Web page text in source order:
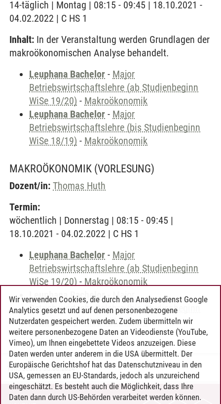
14-täglich | Montag | 08:15 - 09:45 | 18.10.2021 -
04.02.2022 | C HS 1
Inhalt: In der Veranstaltung werden Grundlagen der
makroökonomischen Analyse behandelt.
Leuphana Bachelor - Major
Betriebswirtschaftslehre (ab Studienbeginn
WiSe 19/20) - Makroökonomik
Leuphana Bachelor - Major
Betriebswirtschaftslehre (bis Studienbeginn
WiSe 18/19) - Makroökonomik
MAKROÖKONOMIK (VORLESUNG)
Dozent/in: Thomas Huth
Termin:
wöchentlich | Donnerstag | 08:15 - 09:45 |
18.10.2021 - 04.02.2022 | C HS 1
Leuphana Bachelor - Major
Betriebswirtschaftslehre (ab Studienbeginn
WiSe 19/20) - Makroökonomik
Leuphana Bachelor-Major
Betriebswirtschaftslehre (bis Studienbeginn
WiSe 18/19)-Makroökonomik
Timo Leder/30.06.2024
Wir verwenden Cookies, die durch den Analysedienst Google
Analytics gesetzt und auf denen personenbezogene
Nutzerdaten gespeichert werden. Zudem übermitteln wir
weitere personenbezogene Daten an Videodienste (YouTube,
Vimeo), um Ihnen eingebettete Videos anzuzeigen. Diese
Daten werden unter anderem in die USA übermittelt. Der
Europäische Gerichtshof hat das Datenschutzniveau in den
USA, gemessen an EU-Standards, jedoch als unzureichend
eingeschätzt. Es besteht auch die Möglichkeit, dass Ihre
Daten dann durch US-Behörden verarbeitet werden können.